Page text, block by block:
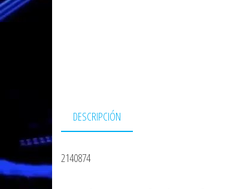
DESCRIPCIÓN
2140874